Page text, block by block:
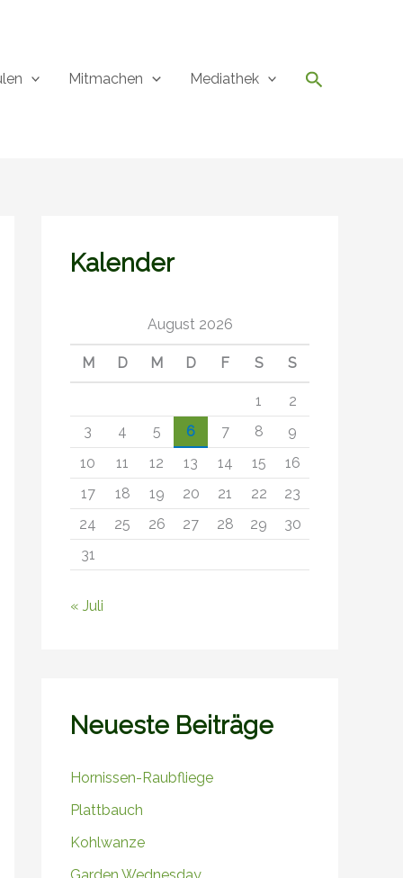
Mitmachen Mediathek Suchen
Kalender
August 2026
M D M D F S S
1
2
3
4 5 6 7 8
9
10
11 12 13 14 15
16
17
18 19 20 21 22
23
24
25 26 27 28 29
30
31
« Juli
Neueste Beiträge
Hornissen-Raubfliege
Plattbauch
Kohlwanze